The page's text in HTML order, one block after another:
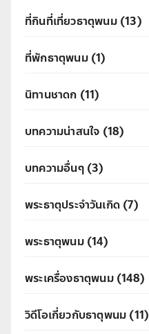
ที่กินที่เที่ยวธาตุพนม(13)
ที่พักธาตุพนม(1)
นิทานชาดก (11)
บทความน่าสนใจ (18)
บทความอื่นๆ(3)
พระธาตุประจำวันเกิด (7)
พระธาตุพนม(14)
พระเครื่องธาตุพนม(148)
วิดีโอเกี่ยวกับธาตุพนม (11)